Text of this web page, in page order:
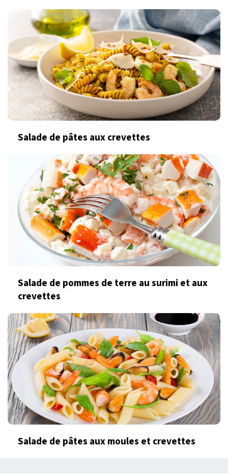
Salade de pâtes aux crevettes
Salade de pommes de terre au surimi et aux
crevettes
Salade de pâtes aux moules et crevettes